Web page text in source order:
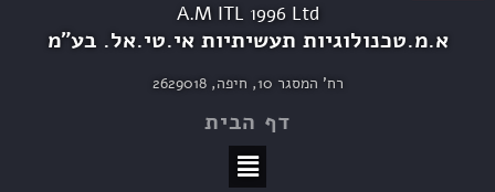
A.M ITL 1996 Ltd
א.מ.טכנולוגיות תעשיתיות אי.טי.אל. בע"מ
רח' המסגר 10, חיפה, 2629018
דף הבית